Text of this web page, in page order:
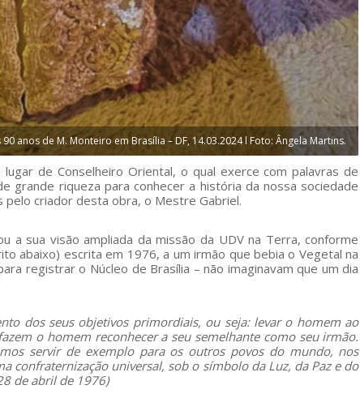
anos de M. Monteiro em Brasília – DF, 14.03.2024 l Foto: Ângela Martins.
de Conselheiro Oriental, o qual exerce com palavras de
grande riqueza para conhecer a história da nossa sociedade
pelo criador desta obra, o Mestre Gabriel.
sua visão ampliada da missão da UDV na Terra, conforme
abaixo) escrita em 1976, a um irmão que bebia o Vegetal na
registrar o Núcleo de Brasília – não imaginavam que um dia
dos seus objetivos primordiais, ou seja: levar o homem ao
o homem reconhecer a seu semelhante como seu irmão.
servir de exemplo para os outros povos do mundo, nos
confraternização universal, sob o símbolo da Luz, da Paz e do
de abril de 1976)